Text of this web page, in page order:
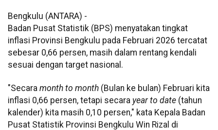
Bengkulu (ANTARA) -
Badan Pusat Statistik (BPS) menyatakan tingkat
inflasi Provinsi Bengkulu pada Februari 2026 tercatat
sebesar 0,66 persen, masih dalam rentang kendali
sesuai dengan target nasional.
"Secara month to month (Bulan ke bulan) Februari kita
inflasi 0,66 persen, tetapi secara year to date (tahun
kalender) kita masih 0,10 persen," kata Kepala Badan
Pusat Statistik Provinsi Bengkulu Win Rizal di